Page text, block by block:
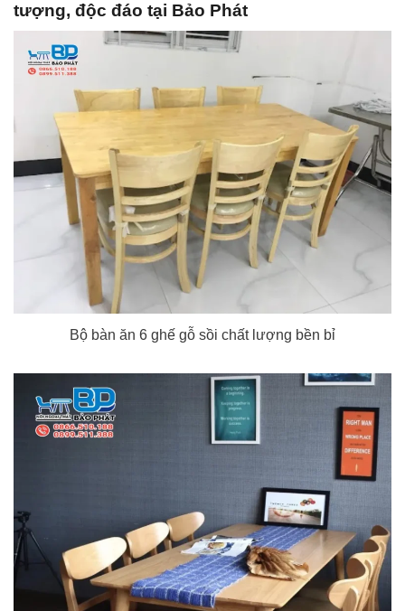
tượng, độc đáo tại Bảo Phát
Bộ bàn ăn 6 ghế gỗ sồi chất lượng bền bỉ